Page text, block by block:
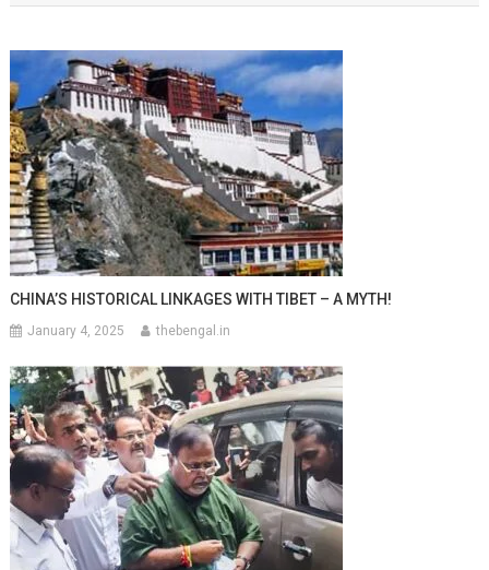
CHINA’S HISTORICAL LINKAGES WITH TIBET – A MYTH!
January 4, 2025 thebengal.in